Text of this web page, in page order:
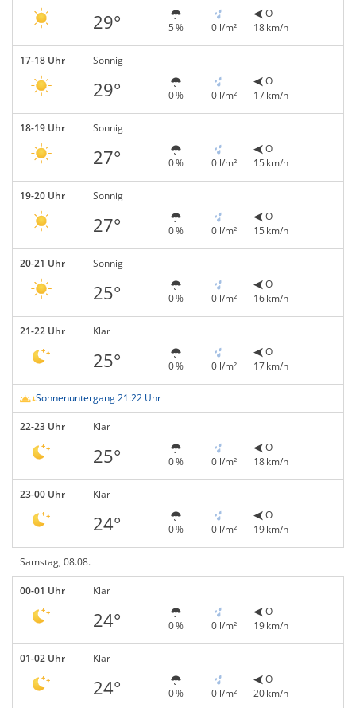
29° 5 % 0 l/m²
O
18 km/h
17-18 Uhr Sonnig
29° 0 % 0 l/m²
O
17 km/h
18-19 Uhr Sonnig
27° 0 % 0 l/m²
O
15 km/h
19-20 Uhr Sonnig
27° 0 % 0 l/m²
O
15 km/h
20-21 Uhr Sonnig
25° 0 % 0 l/m²
O
16 km/h
21-22 Uhr Klar
25° 0 % 0 l/m²
O
17 km/h
Sonnenuntergang 21:22 Uhr
22-23 Uhr Klar
25° 0 % 0 l/m²
O
18 km/h
23-00 Uhr Klar
24° 0 % 0 l/m²
O
19 km/h
Samstag, 08.08.
00-01 Uhr Klar
24° 0 % 0 l/m²
O
19 km/h
01-02 Uhr Klar
24° 0 % 0 l/m²
O
20 km/h